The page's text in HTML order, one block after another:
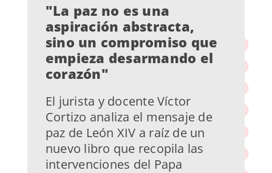
"La paz no es una
aspiración abstracta,
sino un compromiso que
empieza desarmando el
corazón"
El jurista y docente Víctor
Cortizo analiza el mensaje de
paz de León XIV a raíz de un
nuevo libro que recopila las
intervenciones del Papa